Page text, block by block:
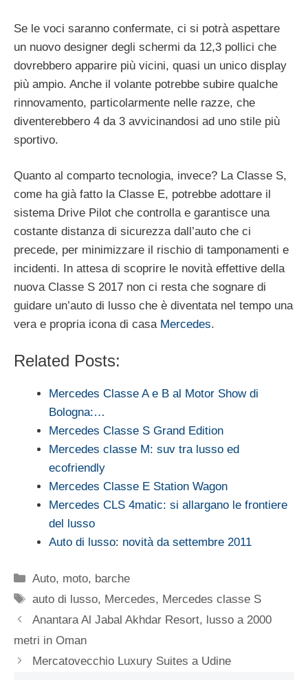
Se le voci saranno confermate, ci si potrà aspettare
un nuovo designer degli schermi da 12,3 pollici che
dovrebbero apparire più vicini, quasi un unico display
più ampio. Anche il volante potrebbe subire qualche
rinnovamento, particolarmente nelle razze, che
diventerebbero 4 da 3 avvicinandosi ad uno stile più
sportivo.
Quanto al comparto tecnologia, invece? La Classe S,
come ha già fatto la Classe E, potrebbe adottare il
sistema Drive Pilot che controlla e garantisce una
costante distanza di sicurezza dall’auto che ci
precede, per minimizzare il rischio di tamponamenti e
incidenti. In attesa di scoprire le novità effettive della
nuova Classe S 2017 non ci resta che sognare di
guidare un’auto di lusso che è diventata nel tempo una
vera e propria icona di casa Mercedes.
Related Posts:
Mercedes Classe A e B al Motor Show di
Bologna:…
Mercedes Classe S Grand Edition
Mercedes classe M: suv tra lusso ed
ecofriendly
Mercedes Classe E Station Wagon
Mercedes CLS 4matic: si allargano le frontiere
del lusso
Auto di lusso: novità da settembre 2011
Categorie
Auto, moto, barche
Tag
auto di lusso, Mercedes, Mercedes classe S
Anantara Al Jabal Akhdar Resort, lusso a 2000
metri in Oman
Mercatovecchio Luxury Suites a Udine